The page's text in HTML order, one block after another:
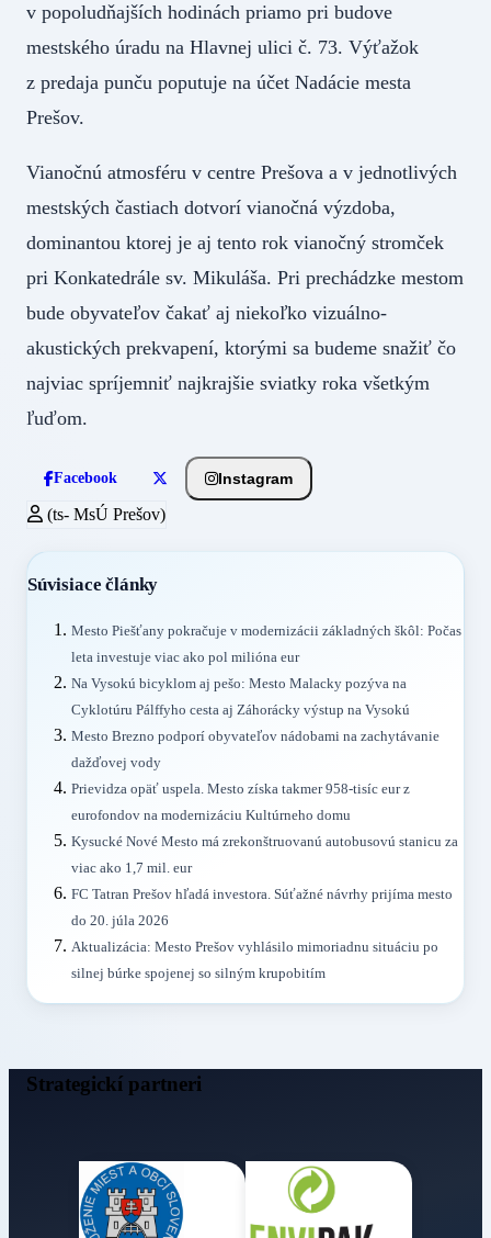
v popoludňajších hodinách priamo pri budove
mestského úradu na Hlavnej ulici č. 73. Výťažok
z predaja punču poputuje na účet Nadácie mesta
Prešov.
Vianočnú atmosféru v centre Prešova a v jednotlivých
mestských častiach dotvorí vianočná výzdoba,
dominantou ktorej je aj tento rok vianočný stromček
pri Konkatedrále sv. Mikuláša. Pri prechádzke mestom
bude obyvateľov čakať aj niekoľko vizuálno-
akustických prekvapení, ktorými sa budeme snažiť čo
najviac spríjemniť najkrajšie sviatky roka všetkým
ľuďom.
Facebook Instagram
(ts- MsÚ Prešov)
Súvisiace články
Mesto Piešťany pokračuje v modernizácii základných škôl: Počas
leta investuje viac ako pol milióna eur
Na Vysokú bicyklom aj pešo: Mesto Malacky pozýva na
Cyklotúru Pálffyho cesta aj Záhorácky výstup na Vysokú
Mesto Brezno podporí obyvateľov nádobami na zachytávanie
dažďovej vody
Prievidza opäť uspela. Mesto získa takmer 958-tisíc eur z
eurofondov na modernizáciu Kultúrneho domu
Kysucké Nové Mesto má zrekonštruovanú autobusovú stanicu za
viac ako 1,7 mil. eur
FC Tatran Prešov hľadá investora. Súťažné návrhy prijíma mesto
do 20. júla 2026
Aktualizácia: Mesto Prešov vyhlásilo mimoriadnu situáciu po
silnej búrke spojenej so silným krupobitím
Strategickí partneri